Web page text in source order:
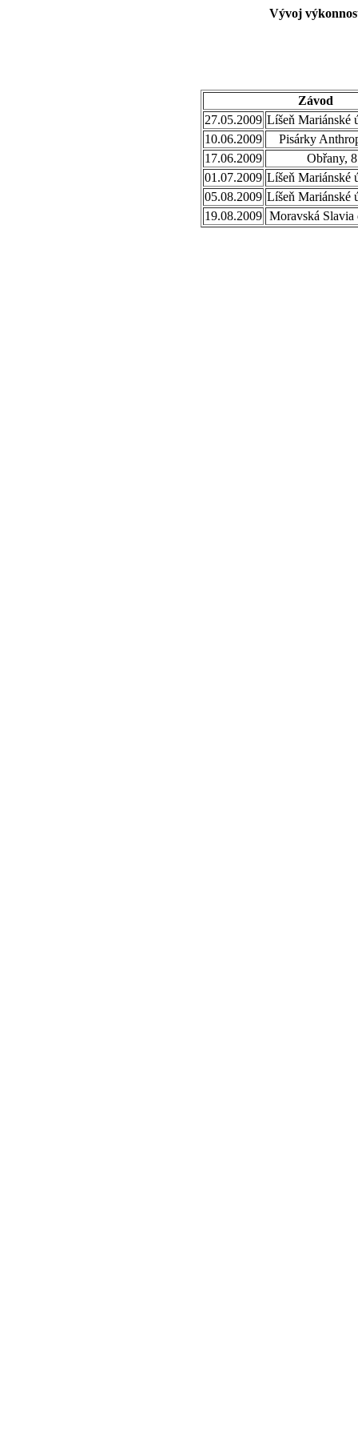
Vývoj
Závod
27.05.2009 Líšeň Mariánské
10.06.2009
Pisárky
17.06.2009
Obřany,
01.07.2009 Líšeň Mariánské
05.08.2009 Líšeň Mariánské
19.08.2009 Moravská Slavia